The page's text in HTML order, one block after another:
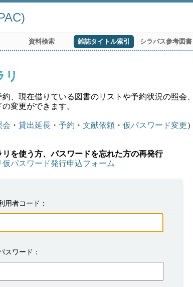
資料検索 雑誌タイトル索引 シラバス参考図書
リ
、現在借りている図書のリストや予約状況の照会
変更ができます。
会 ・ 貸出延長 ・ 予約 ・ 文献依頼 ・ 仮パスワード変更）
を使う方、パスワードを忘れた方の再発行
パスワード発行申込フォーム
用者コード
スワード